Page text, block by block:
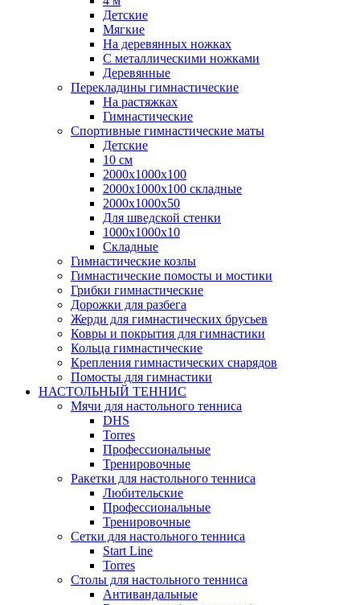
Детские
Мягкие
На деревянных ножках
С металлическими ножками
Деревянные
Перекладины гимнастические
На растяжках
Гимнастические
Спортивные гимнастические маты
Детские
10 см
2000х1000х100
2000х1000х100 складные
2000х1000х50
Для шведской стенки
1000х1000х10
Складные
Гимнастические козлы
Гимнастические помосты и мостики
Грибки гимнастические
Дорожки для разбега
Жерди для гимнастических брусьев
Ковры и покрытия для гимнастики
Кольца гимнастические
Крепления гимнастических снарядов
Помосты для гимнастики
НАСТОЛЬНЫЙ ТЕННИС
Мячи для настольного тенниса
DHS
Torres
Профессиональные
Тренировочные
Ракетки для настольного тенниса
Любительские
Профессиональные
Тренировочные
Сетки для настольного тенниса
Start Line
Torres
Столы для настольного тенниса
Антивандальные